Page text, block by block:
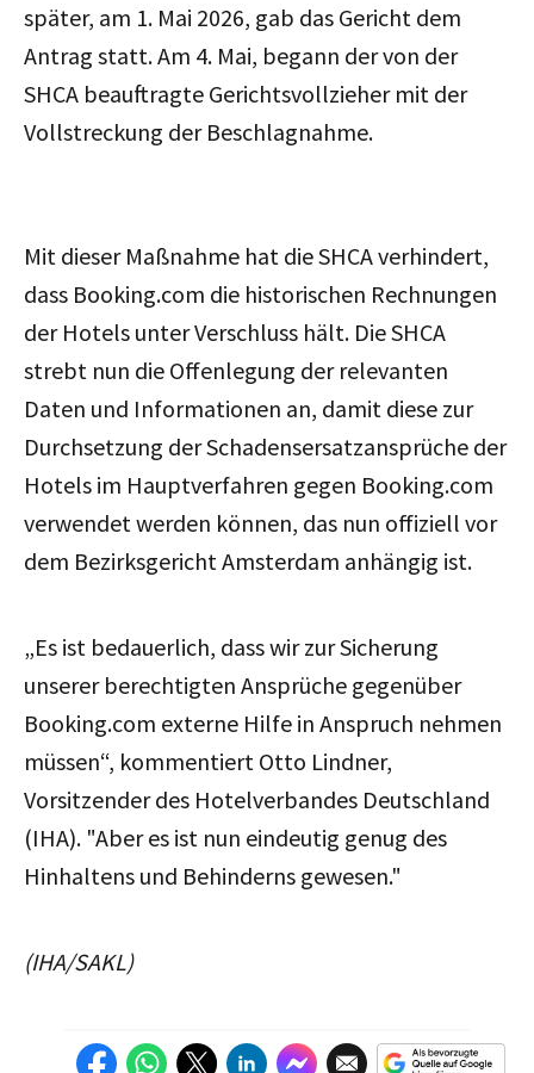
später, am 1. Mai 2026, gab das Gericht dem
Antrag statt. Am 4. Mai, begann der von der
SHCA beauftragte Gerichtsvollzieher mit der
Vollstreckung der Beschlagnahme.
Mit dieser Maßnahme hat die SHCA verhindert,
dass Booking.com die historischen Rechnungen
der Hotels unter Verschluss hält. Die SHCA
strebt nun die Offenlegung der relevanten
Daten und Informationen an, damit diese zur
Durchsetzung der Schadensersatzansprüche der
Hotels im Hauptverfahren gegen Booking.com
verwendet werden können, das nun offiziell vor
dem Bezirksgericht Amsterdam anhängig ist.
„Es ist bedauerlich, dass wir zur Sicherung
unserer berechtigten Ansprüche gegenüber
Booking.com externe Hilfe in Anspruch nehmen
müssen“, kommentiert Otto Lindner,
Vorsitzender des Hotelverbandes Deutschland
(IHA). "Aber es ist nun eindeutig genug des
Hinhaltens und Behinderns gewesen."
(IHA/SAKL)